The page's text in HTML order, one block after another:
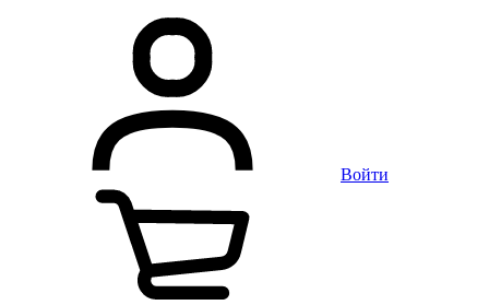
Войти